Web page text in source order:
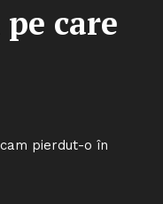
care
pierdut-o în